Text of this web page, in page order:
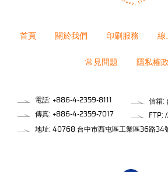
首頁 關於我們 印刷服務 線
常見問題 隱私權
電話: +886-4-2359-8111
傳真: +886-4-2359-7017
信箱:
FTP:
地址: 40768 台中市西屯區工業區36路34